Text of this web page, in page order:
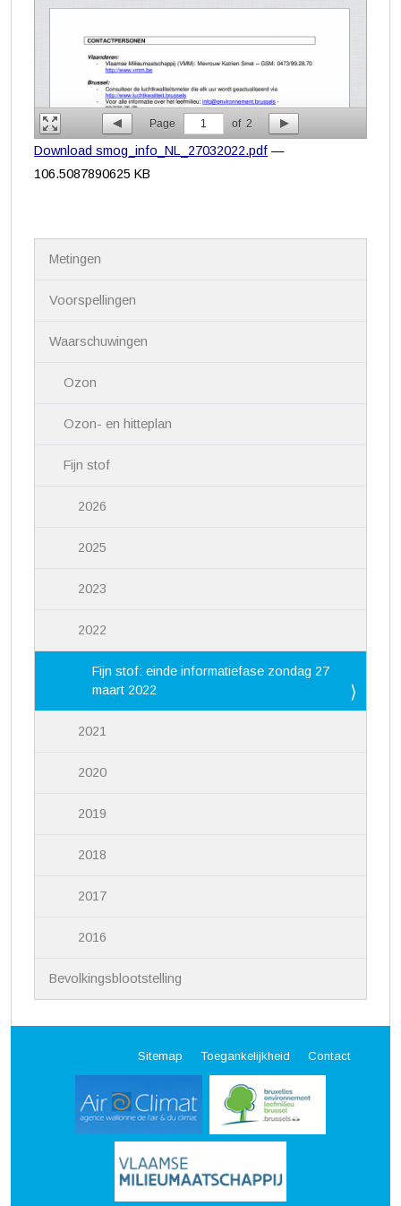
Page 1 of 2
Download smog_info_NL_27032022.pdf —
106.5087890625 KB
Metingen
Voorspellingen
Waarschuwingen
Ozon
Ozon- en hitteplan
Fijn stof
2026
2025
2023
2022
Fijn stof: einde informatiefase zondag 27
maart 2022
2021
2020
2019
2018
2017
2016
Bevolkingsblootstelling
Sitemap Toegankelijkheid Contact